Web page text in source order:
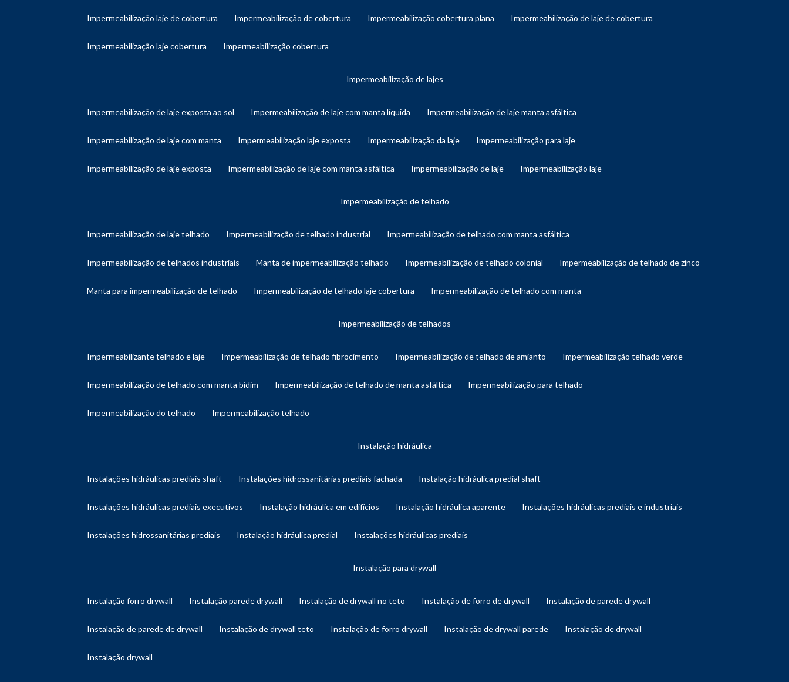
impermeabilização laje de cobertura impermeabilização de cobertura impermeabilização cobertura plana impermeabilização de laje de cobertura
impermeabilização laje cobertura impermeabilização cobertura
impermeabilização de lajes
impermeabilização de laje exposta ao sol impermeabilização de laje com manta líquida impermeabilização de laje manta asfáltica
impermeabilização de laje com manta impermeabilização laje exposta impermeabilização da laje impermeabilização para laje
impermeabilização de laje exposta impermeabilização de laje com manta asfáltica impermeabilização de laje impermeabilização laje
impermeabilização de telhado
impermeabilização de laje telhado impermeabilização de telhado industrial impermeabilização de telhado com manta asfáltica
impermeabilização de telhados industriais manta de impermeabilização telhado impermeabilização de telhado colonial impermeabilização de telhado de zinco
manta para impermeabilização de telhado impermeabilização de telhado laje cobertura impermeabilização de telhado com manta
impermeabilização de telhados
impermeabilizante telhado e laje impermeabilização de telhado fibrocimento impermeabilização de telhado de amianto impermeabilização telhado verde
impermeabilização de telhado com manta bidim impermeabilização de telhado de manta asfáltica impermeabilização para telhado
impermeabilização do telhado impermeabilização telhado
instalação hidráulica
instalações hidráulicas prediais shaft instalações hidrossanitárias prediais fachada instalação hidráulica predial shaft
instalações hidráulicas prediais executivos instalação hidráulica em edifícios instalação hidráulica aparente instalações hidráulicas prediais e industriais
instalações hidrossanitárias prediais instalação hidráulica predial instalações hidráulicas prediais
instalação para drywall
instalação forro drywall instalação parede drywall instalação de drywall no teto instalação de forro de drywall instalação de parede drywall
instalação de parede de drywall instalação de drywall teto instalação de forro drywall instalação de drywall parede instalação de drywall
instalação drywall